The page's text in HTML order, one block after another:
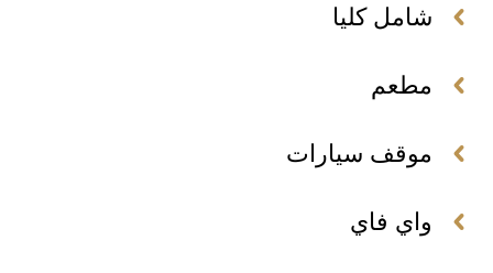
شامل كليا
مطعم
موقف سيارات
واي فاي